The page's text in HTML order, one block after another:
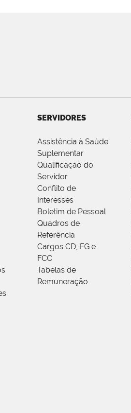
SERVIDORES
Assistência à Saúde
Suplementar
Qualificação do
Servidor
Conflito de
Interesses
Boletim de Pessoal
Quadros de
Referência
Cargos CD, FG e
FCC
Tabelas de
Remuneração